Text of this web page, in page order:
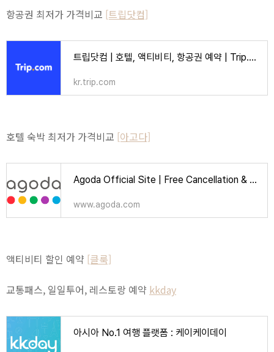
항공권 최저가 가격비교 [트립닷컴]
트립닷컴 | 호텔, 액티비티, 항공권 예약 | Trip.com
kr.trip.com
호텔 숙박 최저가 가격비교 [아고다]
Agoda Official Site | Free Cancellation & Booking Deals | Over 2 Million Hotels
www.agoda.com
액티비티 할인 예약 [클룩]
교통패스, 일일투어, 레스토랑 예약 kkday
아시아 No.1 여행 플랫폼 : 케이케이데이